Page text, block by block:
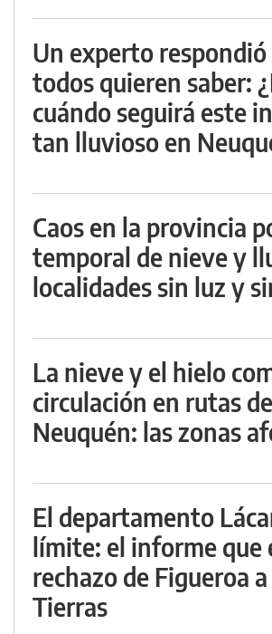
Un experto respondió
todos quieren saber:
cuándo seguirá este
tan lluvioso en
Caos en la provincia
temporal de nieve y
localidades sin luz y
La nieve y el hielo
circulación en rutas de
Neuquén: las zonas
El departamento
límite: el informe que
rechazo de Figueroa
Tierras